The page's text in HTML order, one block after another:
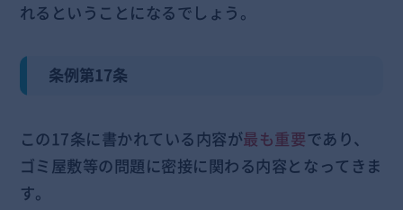
れるということになるでしょう。
条例第17条
この17条に書かれている内容が最も重要であり、
ゴミ屋敷等の問題に密接に関わる内容となってきま
す。